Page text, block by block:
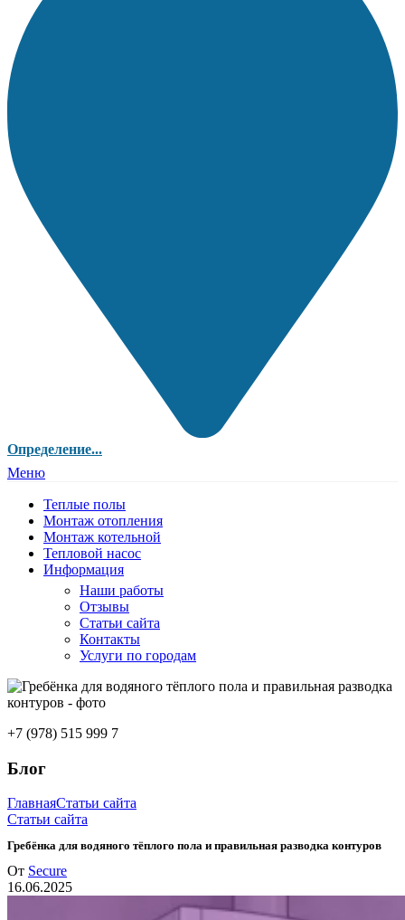
Определение...
Меню
Теплые полы
Монтаж отопления
Монтаж котельной
Тепловой насос
Информация
Наши работы
Отзывы
Статьи сайта
Контакты
Услуги по городам
+7 (978) 515 999 7
Блог
ГлавнаяСтатьи сайта
Статьи сайта
Гребёнка для водяного тёплого пола и правильная разводка контуров
От Secure
16.06.2025